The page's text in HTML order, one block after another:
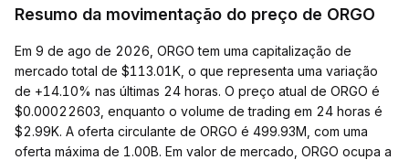
Resumo da movimentação do preço de ORGO
Em 9 de ago de 2026, ORGO tem uma capitalização de
mercado total de $113.01K, o que representa uma variação
de +14.10% nas últimas 24 horas. O preço atual de ORGO é
$0.00022603, enquanto o volume de trading em 24 horas é
$2.99K. A oferta circulante de ORGO é 499.93M, com uma
oferta máxima de 1.00B. Em valor de mercado, ORGO ocupa a